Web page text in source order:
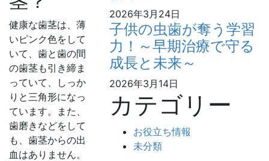
健康な歯茎は、薄
いピンク色をして
いて、歯と歯の間
の歯茎も引き締ま
っていて、しっか
りと三角形になっ
ています。また、
歯磨きなどをして
も、歯茎からの出
血はありません。
2026年3月24日
子供の虫歯が奪う学習
力！～早期治療で守る
成長と未来～
2026年3月14日
カテゴリー
お役立ち情報
未分類